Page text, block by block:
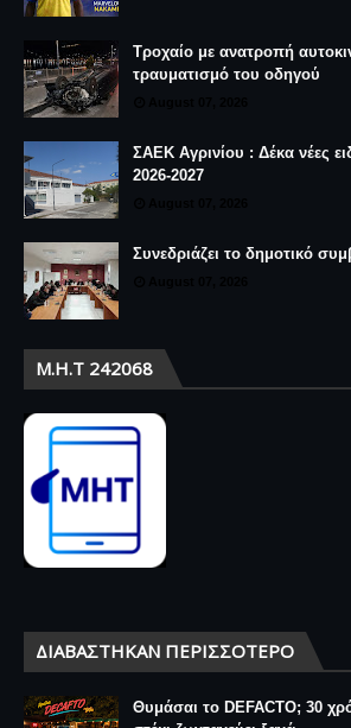
Τροχαίο με ανατροπή
τραυματισμό του οδηγού
ΣΑΕΚ Αγρινίου : Δέκα νέες
2026-2027
Συνεδριάζει το δημοτικό
Μ.Η.Τ 242068
ΔΙΑΒΆΣΤΗΚΑΝ ΠΕΡΙΣΣΌΤΕΡΟ
Θυμάσαι το DEFACTO; 30